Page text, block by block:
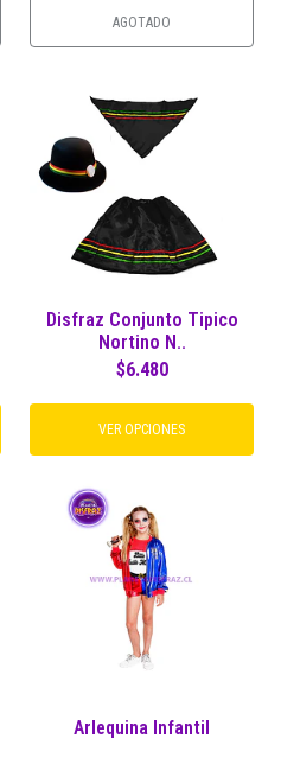
AGOTADO
Disfraz Conjunto Tipico
Nortino N..
$6.480
VER OPCIONES
Arlequina Infantil